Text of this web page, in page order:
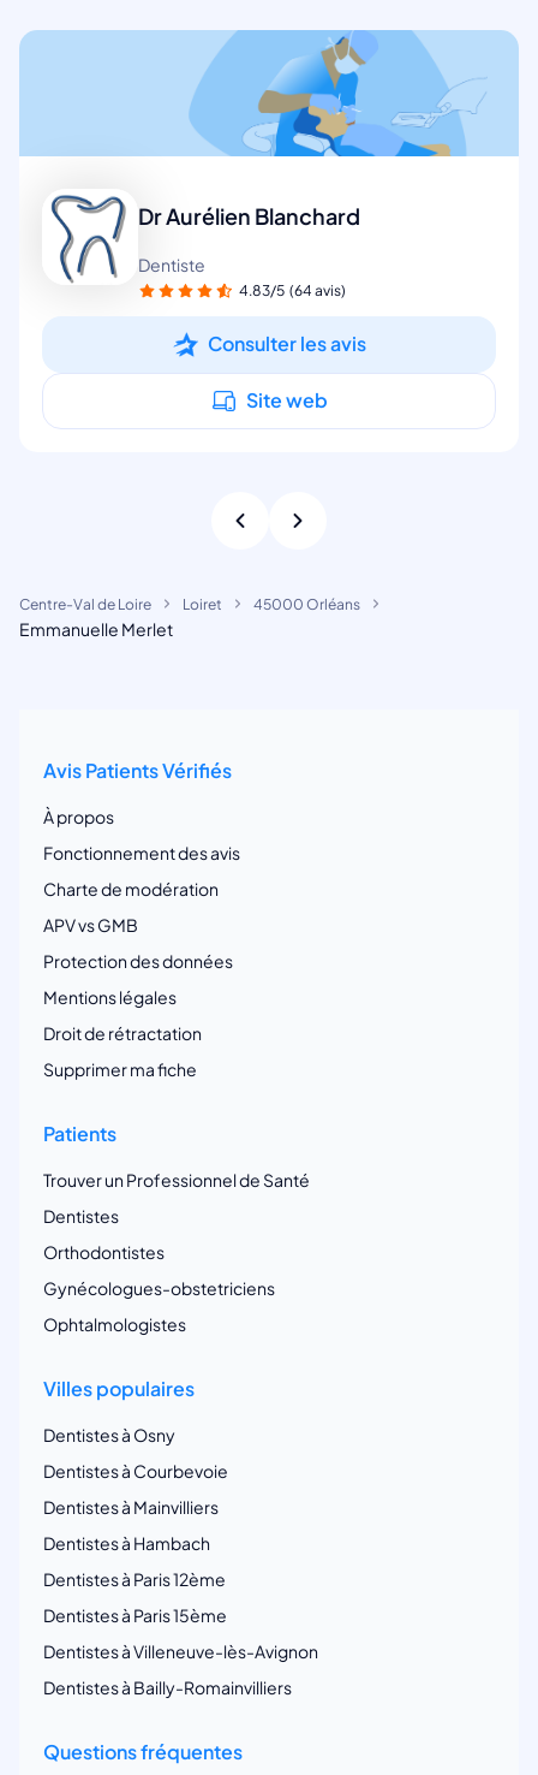
Dr Aurélien Blanchard
Dentiste
4.83/5 (64 avis)
Consulter les avis
Site web
Centre-Val de Loire Loiret 45000 Orléans
Emmanuelle Merlet
Avis Patients Vérifiés
À propos
Fonctionnement des avis
Charte de modération
APV vs GMB
Protection des données
Mentions légales
Droit de rétractation
Supprimer ma fiche
Patients
Trouver un Professionnel de Santé
Dentistes
Orthodontistes
Gynécologues-obstetriciens
Ophtalmologistes
Villes populaires
Dentistes à Osny
Dentistes à Courbevoie
Dentistes à Mainvilliers
Dentistes à Hambach
Dentistes à Paris 12ème
Dentistes à Paris 15ème
Dentistes à Villeneuve-lès-Avignon
Dentistes à Bailly-Romainvilliers
Questions fréquentes